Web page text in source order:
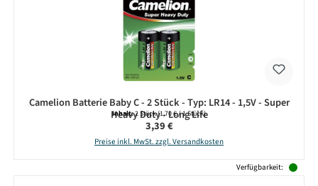
Camelion Batterie Baby C - 2 Stück - Typ: LR14 - 1,5V - Super
Heavy Duty - Long Life
Inhalt:2 Stück(1,70 € / 1 Stück)
Regulärer Preis:
3,39 €
Preise inkl. MwSt. zzgl. Versandkosten
Verfügbarkeit: